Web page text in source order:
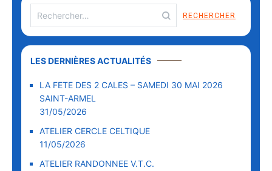
LES DERNIÈRES ACTUALITÉS
LA FETE DES 2 CALES – SAMEDI 30 MAI 2026
SAINT-ARMEL
31/05/2026
ATELIER CERCLE CELTIQUE
11/05/2026
ATELIER RANDONNEE V.T.C.